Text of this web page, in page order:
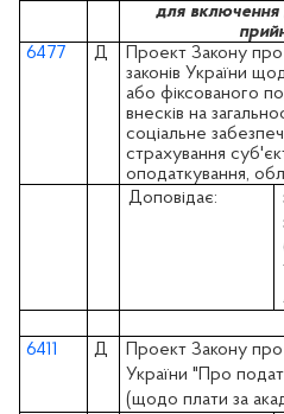
для
6477
Д
Проект Закону
законів України
або фіксованого
внесків на
соціальне
страхування
оподаткування,
Доповідає:
6411 Д
Проект Закону
України "Про
(щодо плати за